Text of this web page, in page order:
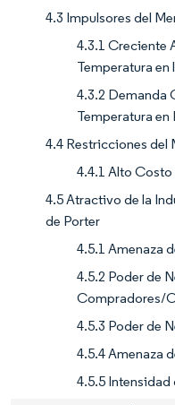
4.3 Impulsores del
4.3.1 Creciente
Temperatura en
4.3.2 Demanda
Temperatura
4.4 Restricciones del
4.4.1 Alto Costo
4.5 Atractivo de la
de Porter
4.5.1 Amenaza
4.5.2 Poder de
Compradores/
4.5.3 Poder de
4.5.4 Amenaza
4.5.5